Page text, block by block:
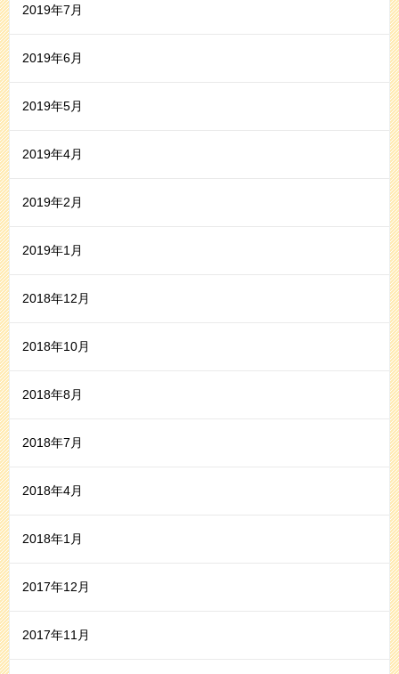
2019年7月
2019年6月
2019年5月
2019年4月
2019年2月
2019年1月
2018年12月
2018年10月
2018年8月
2018年7月
2018年4月
2018年1月
2017年12月
2017年11月